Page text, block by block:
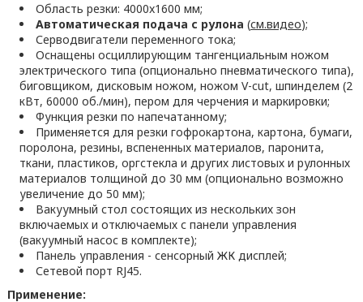
Область резки: 4000x1600 мм;
Автоматическая подача с рулона (см.видео);
Серводвигатели переменного тока;
Оснащены осциллирующим тангенциальным ножом
электрического типа (опционально пневматического типа),
биговщиком, дисковым ножом, ножом V-cut, шпинделем (2
кВт, 60000 об./мин), пером для черчения и маркировки;
Функция резки по напечатанному;
Применяется для резки гофрокартона, картона, бумаги,
поролона, резины, вспененных материалов, паронита,
ткани, пластиков, оргстекла и других листовых и рулонных
материалов толщиной до 30 мм (опционально возможно
увеличение до 50 мм);
Вакуумный стол состоящих из нескольких зон
включаемых и отключаемых с панели управления
(вакуумный насос в комплекте);
Панель управления - сенсорный ЖК дисплей;
Сетевой порт RJ45.
Применение: